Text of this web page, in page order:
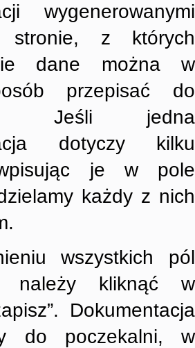
wygenerowanymi
z których
dane można w
przepisać do
Jeśli jedna
dotyczy kilku
je w pole
każdy z nich
wszystkich pól
należy kliknąć w
Dokumentacja
do poczekalni, w